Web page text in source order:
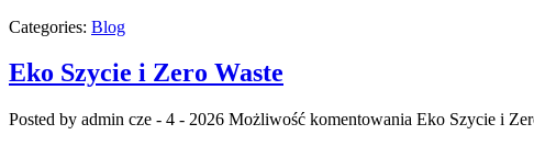
Categories: Blog
Eko Szycie i Zero Waste
Posted by admin cze - 4 - 2026 Możliwość komentowania Eko Szycie i